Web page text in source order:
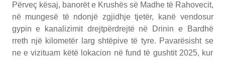
Përveç kësaj, banorët e Krushës së Madhe të Rahovecit,
në mungesë të ndonjë zgjidhje tjetër, kanë vendosur
gypin e kanalizimit drejtpërdrejtë në Drinin e Bardhë
rreth një kilometër larg shtëpive të tyre. Pavarësisht se
ne e vizituam këtë lokacion në fund të gushtit 2025, kur